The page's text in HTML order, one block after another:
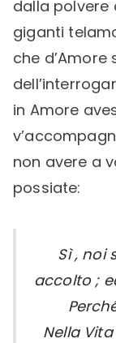
dalla polvere
giganti
che
in Amore
non avere a
possiate:
Sì , noi
accolto ;
Nella